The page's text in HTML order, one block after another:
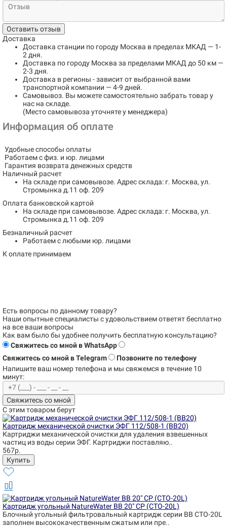
Оставить отзыв
Доставка
Доставка станции по городу Москва в пределах МКАД — 1-
2 дня.
Доставка по городу Москва за пределами МКАД до 50 км —
2-3 дня.
Доставка в регионы - зависит от выбранной вами
транспортной компании — 4-9 дней.
Самовывоз. Вы можете самостоятельно забрать товар у
нас на складе.
(Место самовывоза уточняте у менеджера)
Информация об оплате
Удобные способы оплаты
Работаем с физ. и юр. лицами
Гарантия возврата денежных средств
Наличный расчет
На складе при самовывозе. Адрес склада: г. Москва, ул.
Стромынка д.11 оф. 209
Оплата банковской картой
На складе при самовывозе. Адрес склада: г. Москва, ул.
Стромынка д.11 оф. 209
Безналичный расчет
Работаем с любыми юр. лицами
К оплате принимаем
Есть вопросы по данному товару?
Наши опытные специалисты с удовольствиемответят бесплатно
на все ваши вопросы
Как вам было бы удобнее получить бесплатную консультацию?
Свяжитесь со мной в WhatsApp
Свяжитесь со мной в Telegram
Позвоните по телефону
Напишите ваш номер телефона и мы свяжемся в течение 10
минут:
Свяжитесь со мной
С этим товаром берут
Картридж механической очистки ЭФГ 112/508-1 (BB20)
Картриджи механической очистки для удаления взвешенных
частиц из воды серии ЭФГ. Картриджи поставляю..
567р.
Картридж угольный NatureWater BB 20" CP (CTO-20L)
Блочный угольный фильтровальный картридж серии BB CTO-20L
заполнен высококачественным сжатым или пре..